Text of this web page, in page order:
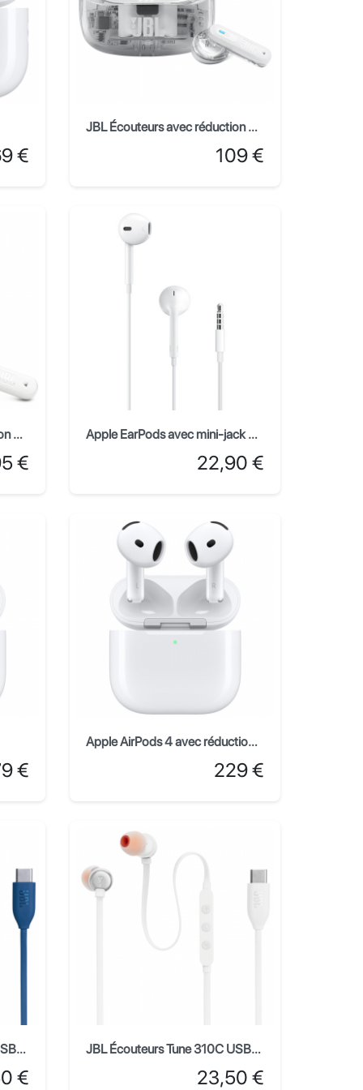
€
JBL Écouteurs avec réduction de bruit Tune Beam 2 - Blanc Ghost
Prix
109 €
JBL Écouteurs avec réduction de bruit Tune Flex 2 - Blanc
€
Apple EarPods avec mini-jack 3,5 mm
Prix
22,90 €
€
Apple AirPods 4 avec réduction active du bruit
Prix
229 €
JBL Écouteurs Tune 310C USB-C - Bleu
€
JBL Écouteurs Tune 310C USB-C - Blanc
Prix
23,50 €